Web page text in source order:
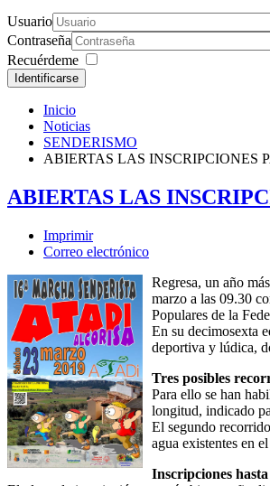
Usuario
Contraseña
Recuérdeme
Identificarse
Inicio
Noticias
SENDERISMO
ABIERTAS LAS INSCRIPCIONES
ABIERTAS LAS
Imprimir
Correo electrónico
Regresa, un año
marzo a las 09.30
Populares de la
En su decimosexta
deportiva y lúdica,
Tres posibles
Para ello se han
longitud, indicado
El segundo
agua existentes en
Inscripciones